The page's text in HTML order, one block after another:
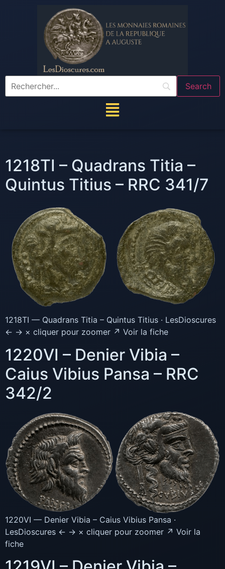
1218TI – Quadrans Titia –
Quintus Titius – RRC 341/7
1218TI — Quadrans Titia – Quintus Titius · LesDioscures
← → × cliquer pour zoomer ↗ Voir la fiche
1220VI – Denier Vibia –
Caius Vibius Pansa – RRC
342/2
1220VI — Denier Vibia – Caius Vibius Pansa ·
LesDioscures ← → × cliquer pour zoomer ↗ Voir la
fiche